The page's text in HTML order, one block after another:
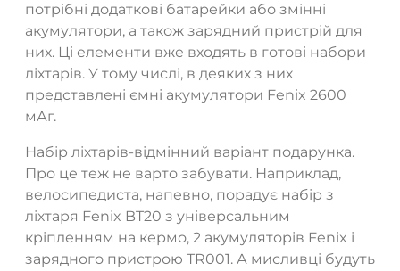
потрібні додаткові батарейки або змінні
акумулятори, а також зарядний пристрій для
них. Ці елементи вже входять в готові набори
ліхтарів. У тому числі, в деяких з них
представлені ємні акумулятори Fenix 2600
мАг.
Набір ліхтарів-відмінний варіант подарунка.
Про це теж не варто забувати. Наприклад,
велосипедиста, напевно, порадує набір з
ліхтаря Fenix BT20 з універсальним
кріпленням на кермо, 2 акумуляторів Fenix і
зарядного пристрою TR001. А мисливці будуть